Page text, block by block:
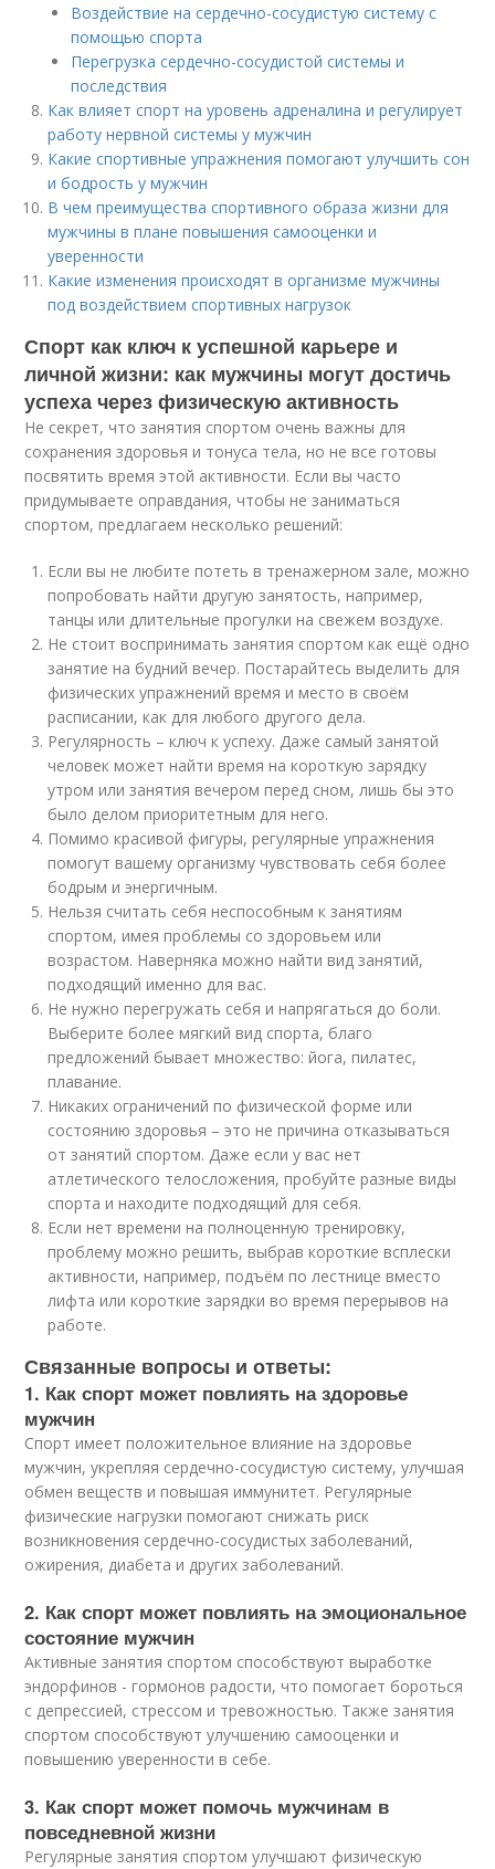
Воздействие на сердечно-сосудистую систему с
помощью спорта
Перегрузка сердечно-сосудистой системы и
последствия
Как влияет спорт на уровень адреналина и регулирует
работу нервной системы у мужчин
Какие спортивные упражнения помогают улучшить сон
и бодрость у мужчин
В чем преимущества спортивного образа жизни для
мужчины в плане повышения самооценки и
уверенности
Какие изменения происходят в организме мужчины
под воздействием спортивных нагрузок
Спорт как ключ к успешной карьере и
личной жизни: как мужчины могут достичь
успеха через физическую активность
Не секрет, что занятия спортом очень важны для
сохранения здоровья и тонуса тела, но не все готовы
посвятить время этой активности. Если вы часто
придумываете оправдания, чтобы не заниматься
спортом, предлагаем несколько решений:
Если вы не любите потеть в тренажерном зале, можно
попробовать найти другую занятость, например,
танцы или длительные прогулки на свежем воздухе.
Не стоит воспринимать занятия спортом как ещё одно
занятие на будний вечер. Постарайтесь выделить для
физических упражнений время и место в своём
расписании, как для любого другого дела.
Регулярность – ключ к успеху. Даже самый занятой
человек может найти время на короткую зарядку
утром или занятия вечером перед сном, лишь бы это
было делом приоритетным для него.
Помимо красивой фигуры, регулярные упражнения
помогут вашему организму чувствовать себя более
бодрым и энергичным.
Нельзя считать себя неспособным к занятиям
спортом, имея проблемы со здоровьем или
возрастом. Наверняка можно найти вид занятий,
подходящий именно для вас.
Не нужно перегружать себя и напрягаться до боли.
Выберите более мягкий вид спорта, благо
предложений бывает множество: йога, пилатес,
плавание.
Никаких ограничений по физической форме или
состоянию здоровья – это не причина отказываться
от занятий спортом. Даже если у вас нет
атлетического телосложения, пробуйте разные виды
спорта и находите подходящий для себя.
Если нет времени на полноценную тренировку,
проблему можно решить, выбрав короткие всплески
активности, например, подъём по лестнице вместо
лифта или короткие зарядки во время перерывов на
работе.
Связанные вопросы и ответы:
1. Как спорт может повлиять на здоровье
мужчин
Спорт имеет положительное влияние на здоровье
мужчин, укрепляя сердечно-сосудистую систему, улучшая
обмен веществ и повышая иммунитет. Регулярные
физические нагрузки помогают снижать риск
возникновения сердечно-сосудистых заболеваний,
ожирения, диабета и других заболеваний.
2. Как спорт может повлиять на эмоциональное
состояние мужчин
Активные занятия спортом способствуют выработке
эндорфинов - гормонов радости, что помогает бороться
с депрессией, стрессом и тревожностью. Также занятия
спортом способствуют улучшению самооценки и
повышению уверенности в себе.
3. Как спорт может помочь мужчинам в
повседневной жизни
Регулярные занятия спортом улучшают физическую